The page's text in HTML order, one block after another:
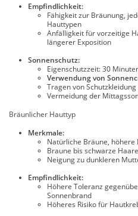
Empfindlichkeit:
Fähigkeit zur Bräunung,
Hauttypen
Anfälligkeit für vorzeitige
längerer Exposition
Sonnenschutz:
Eigenschutzzeit: 30
Verwendung von
Tragen von Schutzkleidung
Vermeidung der
Bräunlicher Hauttyp
Merkmale:
Natürliche Bräune,
Braune bis schwarze
Neigung zu dunkleren
Empfindlichkeit:
Höhere Toleranz
Sonnenbrand
Höheres Risiko für